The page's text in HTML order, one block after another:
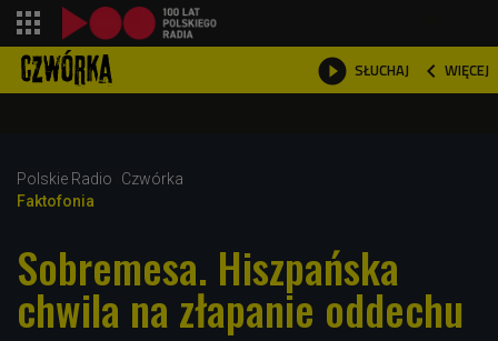
 SŁUCHAJ  WIĘCEJ

Polskie Radio
Czwórka
Faktofonia
Sobremesa. Hiszpańska
chwila na złapanie oddechu